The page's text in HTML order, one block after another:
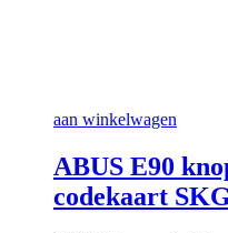
aan winkelwagen
ABUS E90
codekaart